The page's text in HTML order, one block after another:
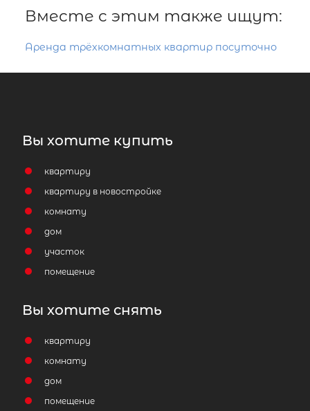
Вместе с этим также ищут:
Аренда трёхкомнатных квартир посуточно
Вы хотите купить
квартиру
квартиру в новостройке
комнату
дом
участок
помещение
Вы хотите снять
квартиру
комнату
дом
помещение